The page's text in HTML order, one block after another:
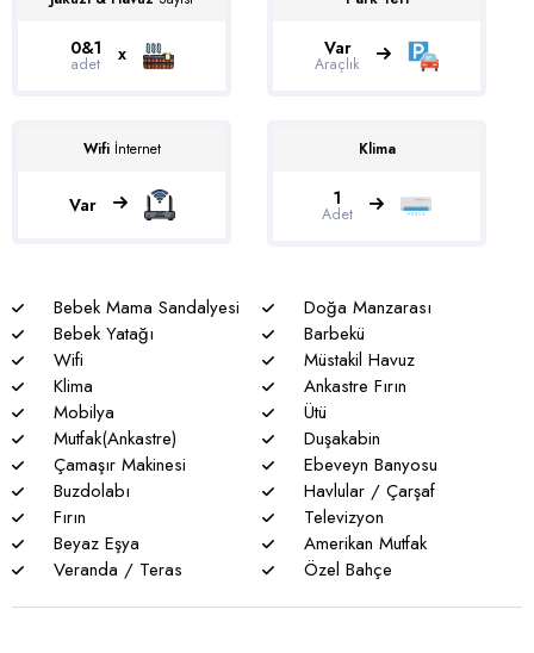
Ulugöl
Plaja Yakın Villalar
Ultra Lüks Villalar
0&1
adet x Var
Araçlık
Wifiİnternet
Var
Klima
1
Adet
Bebek Mama Sandalyesi
Doğa Manzarası
Bebek Yatağı
Barbekü
Wifi
Müstakil Havuz
Klima
Ankastre Fırın
Mobilya
Ütü
Mutfak(Ankastre)
Duşakabin
Çamaşır Makinesi
Ebeveyn Banyosu
Buzdolabı
Havlular / Çarşaf
Fırın
Televizyon
Beyaz Eşya
Amerikan Mutfak
Veranda / Teras
Özel Bahçe